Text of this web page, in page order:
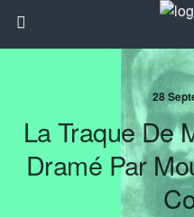
28
La Traque De
Dramé Par